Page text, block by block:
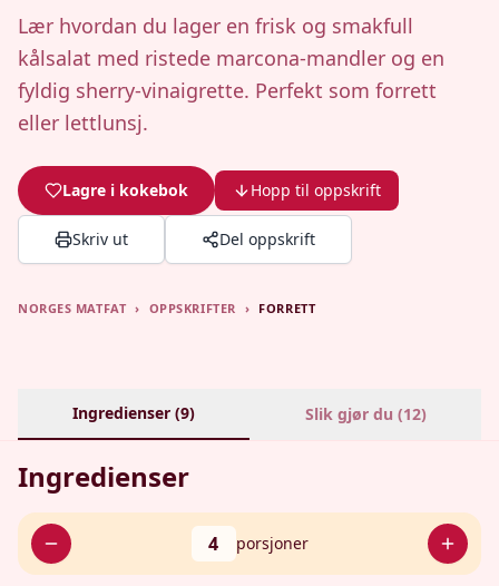
Lær hvordan du lager en frisk og smakfull
kålsalat med ristede marcona-mandler og en
fyldig sherry-vinaigrette. Perfekt som forrett
eller lettlunsj.
Lagre i kokebok Hopp til oppskrift
Skriv ut Del oppskrift
NORGES MATFAT › OPPSKRIFTER › FORRETT
Ingredienser (9) Slik gjør du (12)
Ingredienser
4 porsjoner